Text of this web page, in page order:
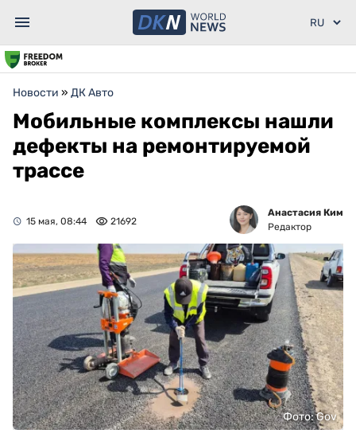
Новости » ДК Авто
Мобильные комплексы нашли
дефекты на ремонтируемой
трассе
15 мая, 08:44 21692
Анастасия Ким
Редактор
Фото: Gov